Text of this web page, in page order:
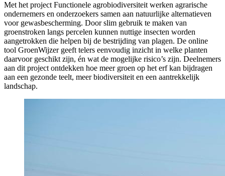
Met het project Functionele agrobiodiversiteit werken agrarische
ondernemers en onderzoekers samen aan natuurlijke alternatieven
voor gewasbescherming. Door slim gebruik te maken van
groenstroken langs percelen kunnen nuttige insecten worden
aangetrokken die helpen bij de bestrijding van plagen. De online
tool GroenWijzer geeft telers eenvoudig inzicht in welke planten
daarvoor geschikt zijn, én wat de mogelijke risico’s zijn. Deelnemers
aan dit project ontdekken hoe meer groen op het erf kan bijdragen
aan een gezonde teelt, meer biodiversiteit en een aantrekkelijk
landschap.